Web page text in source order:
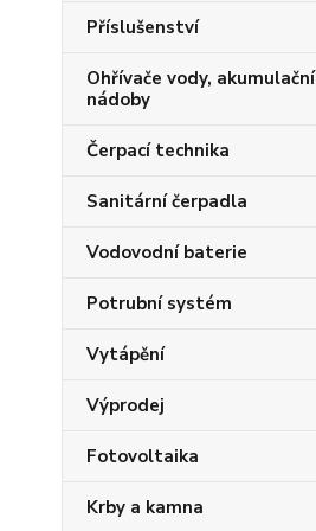
Příslušenství
Ohřívače vody, akumulační
nádoby
Čerpací technika
Sanitární čerpadla
Vodovodní baterie
Potrubní systém
Vytápění
Výprodej
Fotovoltaika
Krby a kamna